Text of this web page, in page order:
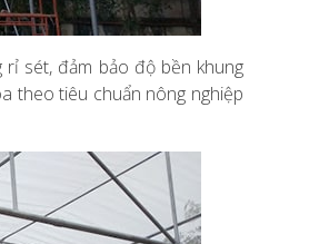
rỉ sét, đảm bảo độ bền khung
theo tiêu chuẩn nông nghiệp